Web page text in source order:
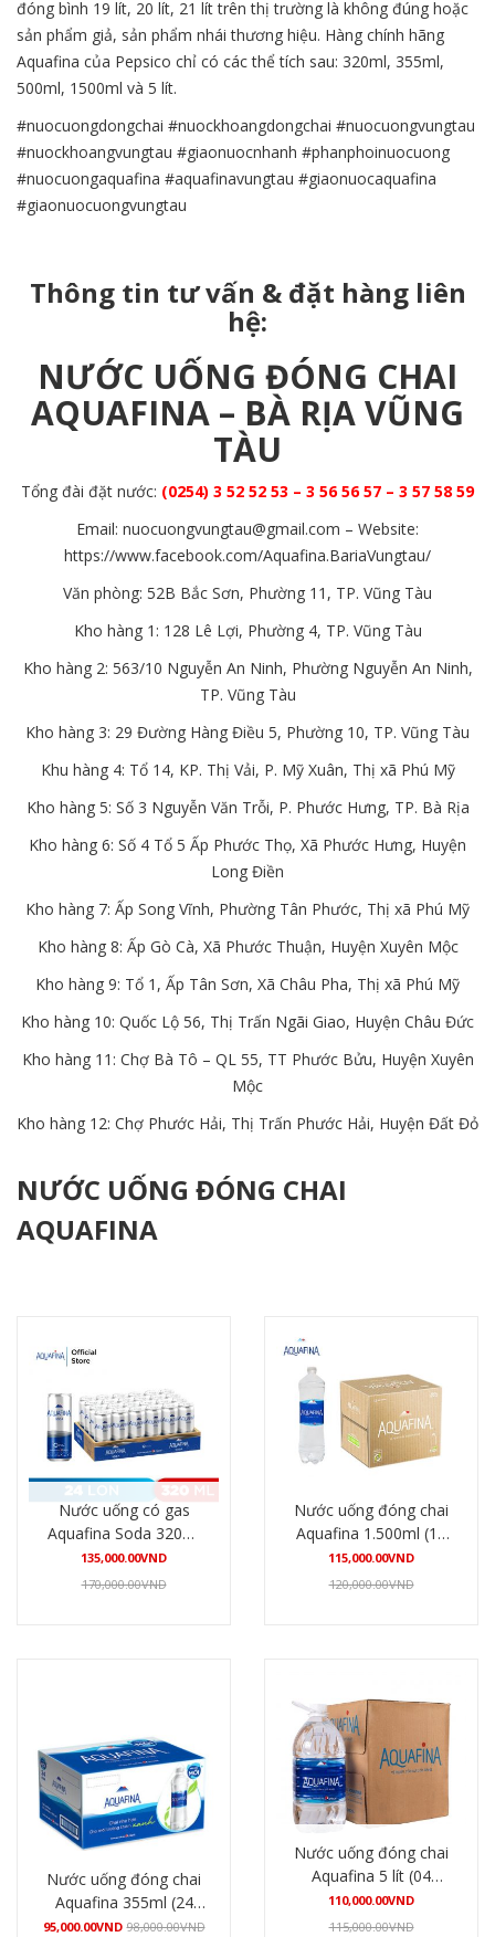
đóng bình 19 lít, 20 lít, 21 lít trên thị trường là không đúng hoặc
sản phẩm giả, sản phẩm nhái thương hiệu. Hàng chính hãng
Aquafina của Pepsico chỉ có các thể tích sau: 320ml, 355ml,
500ml, 1500ml và 5 lít.
#nuocuongdongchai #nuockhoangdongchai #nuocuongvungtau
#nuockhoangvungtau #giaonuocnhanh #phanphoinuocuong
#nuocuongaquafina #aquafinavungtau #giaonuocaquafina
#giaonuocuongvungtau
Thông tin tư vấn & đặt hàng liên
hệ:
NƯỚC UỐNG ĐÓNG CHAI
AQUAFINA – BÀ RỊA VŨNG
TÀU
Tổng đài đặt nước: (0254) 3 52 52 53 – 3 56 56 57 – 3 57 58 59
Email: nuocuongvungtau@gmail.com – Website:
https://www.facebook.com/Aquafina.BariaVungtau/
Văn phòng: 52B Bắc Sơn, Phường 11, TP. Vũng Tàu
Kho hàng 1: 128 Lê Lợi, Phường 4, TP. Vũng Tàu
Kho hàng 2: 563/10 Nguyễn An Ninh, Phường Nguyễn An Ninh,
TP. Vũng Tàu
Kho hàng 3: 29 Đường Hàng Điều 5, Phường 10, TP. Vũng Tàu
Khu hàng 4: Tổ 14, KP. Thị Vải, P. Mỹ Xuân, Thị xã Phú Mỹ
Kho hàng 5: Số 3 Nguyễn Văn Trỗi, P. Phước Hưng, TP. Bà Rịa
Kho hàng 6: Số 4 Tổ 5 Ấp Phước Thọ, Xã Phước Hưng, Huyện
Long Điền
Kho hàng 7: Ấp Song Vĩnh, Phường Tân Phước, Thị xã Phú Mỹ
Kho hàng 8: Ấp Gò Cà, Xã Phước Thuận, Huyện Xuyên Mộc
Kho hàng 9: Tổ 1, Ấp Tân Sơn, Xã Châu Pha, Thị xã Phú Mỹ
Kho hàng 10: Quốc Lộ 56, Thị Trấn Ngãi Giao, Huyện Châu Đức
Kho hàng 11: Chợ Bà Tô – QL 55, TT Phước Bửu, Huyện Xuyên
Mộc
Kho hàng 12: Chợ Phước Hải, Thị Trấn Phước Hải, Huyện Đất Đỏ
NƯỚC UỐNG ĐÓNG CHAI
AQUAFINA
Nước uống có gas
Aquafina Soda 320ml
(24 lon/thùng)
135,000.00VND
170,000.00VND
Nước uống đóng chai
Aquafina 1.500ml (12
chai/thùng)
115,000.00VND
120,000.00VND
Nước uống đóng chai
Aquafina 355ml (24
chai/thùng)
95,000.00VND 98,000.00VND
Nước uống đóng chai
Aquafina 5 lít (04
bình/thùng)
110,000.00VND
115,000.00VND